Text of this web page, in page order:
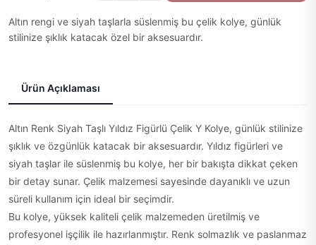
Altın rengi ve siyah taşlarla süslenmiş bu çelik kolye, günlük
stilinize şıklık katacak özel bir aksesuardır.
Ürün Açıklaması
Altın Renk Siyah Taşlı Yıldız Figürlü Çelik Y Kolye, günlük stilinize
şıklık ve özgünlük katacak bir aksesuardır. Yıldız figürleri ve
siyah taşlar ile süslenmiş bu kolye, her bir bakışta dikkat çeken
bir detay sunar. Çelik malzemesi sayesinde dayanıklı ve uzun
süreli kullanım için ideal bir seçimdir.
Bu kolye, yüksek kaliteli çelik malzemeden üretilmiş ve
profesyonel işçilik ile hazırlanmıştır. Renk solmazlık ve paslanmaz